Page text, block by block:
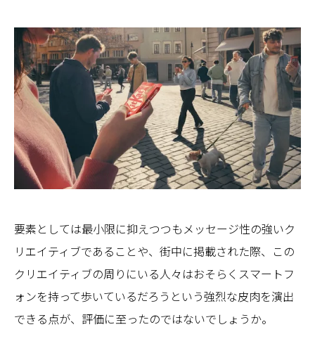
要素としては最小限に抑えつつもメッセージ性の強いク
リエイティブであることや、街中に掲載された際、この
クリエイティブの周りにいる人々はおそらくスマートフ
ォンを持って歩いているだろうという強烈な皮肉を演出
できる点が、評価に至ったのではないでしょうか。